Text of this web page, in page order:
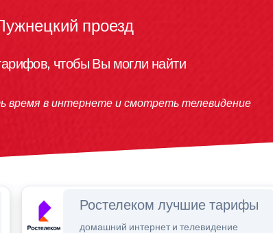
проезд
чтобы Вы могли найти
в интернете и смотреть телевидение
Ростелеком лучшие тарифы
домашний интернет и телевидение